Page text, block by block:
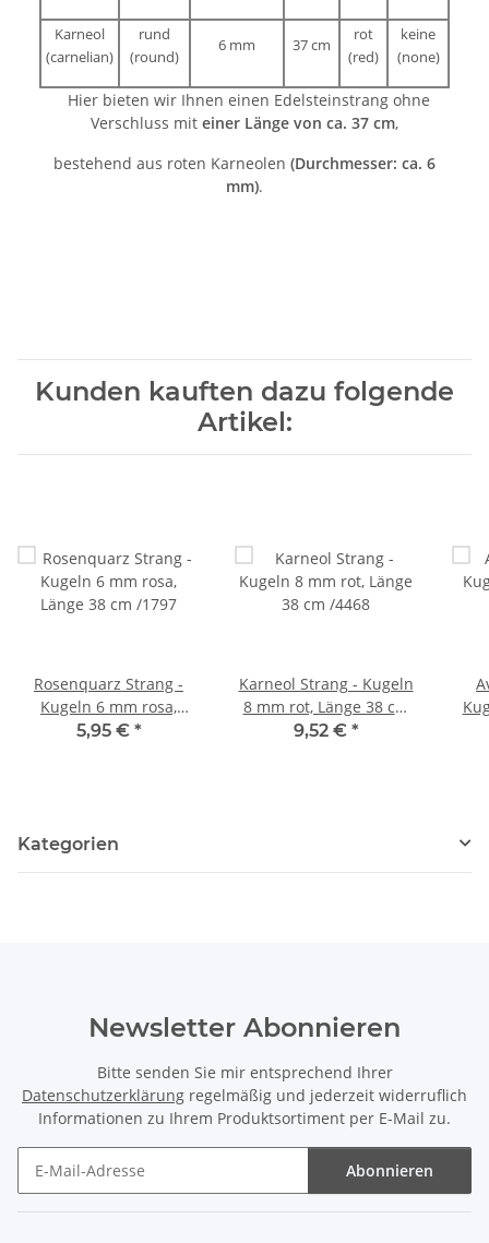
Karneol
(carnelian)
rund
(round)
6 mm 37 cm
rot
(red)
keine
(none)
Hier bieten wir Ihnen einen Edelsteinstrang ohne
Verschluss mit einer Länge von ca. 37 cm,
bestehend aus roten Karneolen (Durchmesser: ca. 6
mm).
Kunden kauften dazu folgende
Artikel:
Rosenquarz Strang -
Kugeln 6 mm rosa,
Länge 38 cm /1797
5,95 € *
Karneol Strang - Kugeln
8 mm rot, Länge 38 cm
/4468
9,52 € *
Kategorien
Newsletter Abonnieren
Bitte senden Sie mir entsprechend Ihrer
Datenschutzerklärung regelmäßig und jederzeit widerruflich
Informationen zu Ihrem Produktsortiment per E-Mail zu.
Abonnieren